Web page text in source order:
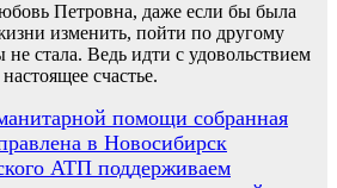
Петровна, даже если бы была
изменить, пойти по другому
стала. Ведь идти с удовольствием
счастье.
помощи собранная
в Новосибирск
АТП поддерживаем